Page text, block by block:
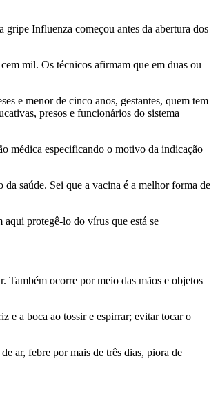
gripe Influenza começou antes da abertura dos
mil. Os técnicos afirmam que em duas ou
e menor de cinco anos, gestantes, quem tem
presos e funcionários do sistema
médica especificando o motivo da indicação
saúde. Sei que a vacina é a melhor forma de
protegê-lo do vírus que está se
Também ocorre por meio das mãos e objetos
e a boca ao tossir e espirrar; evitar tocar o
ar, febre por mais de três dias, piora de